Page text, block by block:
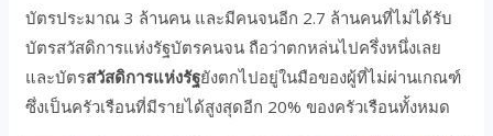
บัตรประมาณ 3 ล้านคน และมีคนจนอีก 2.7 ล้านคนที่ไม่ได้รับ
บัตรสวัสดิการแห่งรัฐบัตรคนจน ถือว่าตกหล่นไปครึ่งหนึ่งเลย
และบัตรสวัสดิการแห่งรัฐยังตกไปอยู่ในมือของผู้ที่ไม่ผ่านเกณฑ์
ซึ่งเป็นครัวเรือนที่มีรายได้สูงสุดอีก 20% ของครัวเรือนทั้งหมด